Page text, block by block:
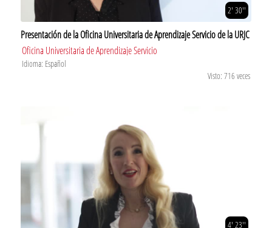
2' 30''
Presentación de la Oficina Universitaria de Aprendizaje Servicio de la URJC
Oficina Universitaria de Aprendizaje Servicio
Idioma: Español
Visto: 716 veces
4' 23''